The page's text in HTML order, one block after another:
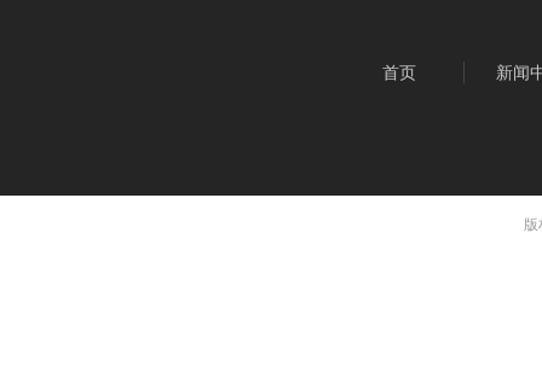
首页 新闻